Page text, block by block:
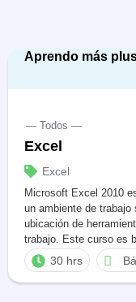
Aprendo más
— Todos —
Excel
Excel
Microsoft Excel 2010
un ambiente de
ubicación de
trabajo. Este curso es
Microsoft utilizadas
cotidianas en nuestro
30 hrs